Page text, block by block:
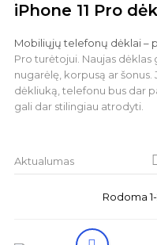
iPhone 11 Pro
Mobiliųjų telefonų dėklai –
Pro turėtojui. Naujas
nugarėlę, korpusą ar
dėkliuką, telefonu bus dar
gali dar stilingiau atrodyti.
Aktualumas
Rodoma